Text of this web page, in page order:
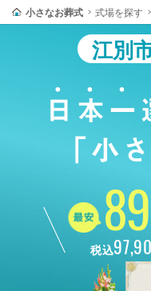
小さなお葬式 式場を探す
江別
税込